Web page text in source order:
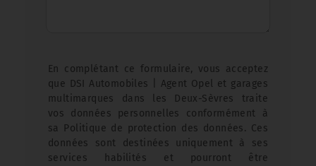
En complétant ce formulaire, vous acceptez
que DSI Automobiles | Agent Opel et garages
multimarques dans les Deux-Sèvres traite
vos données personnelles conformément à
sa Politique de protection des données. Ces
données sont destinées uniquement à ses
services habilités et pourront être